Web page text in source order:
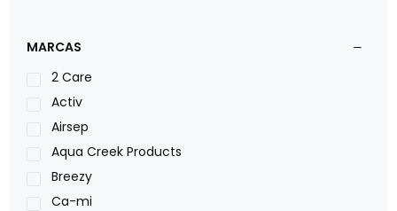
MARCAS
2 Care
Activ
Airsep
Aqua Creek Products
Breezy
Ca-mi